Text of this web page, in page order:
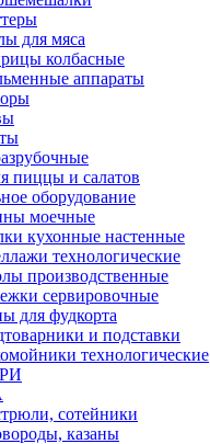
для мяса
колбасные
аппараты
пиццы и салатов
оборудование
моечные
кухонные настенные
технологические
производственные
сервировочные
для фудкорта
и подставки
технологические
сотейники
казаны